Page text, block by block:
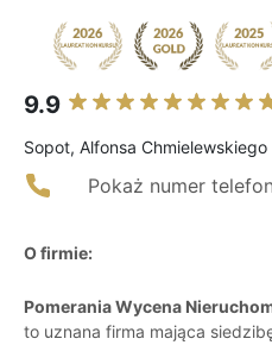
9.9
Sopot, Alfonsa
Pokaż numer
O firmie:
Pomerania Wycena
to uznana firma mająca